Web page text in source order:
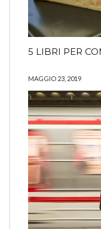
5 LIBRI PER
MAGGIO 23, 2019